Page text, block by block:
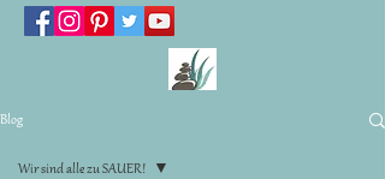
Blog
Wir sind alle zu SAUER!